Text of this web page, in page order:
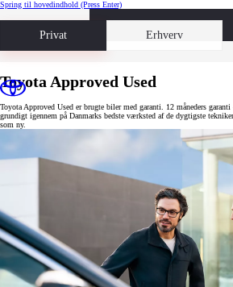
Spring til hovedindhold (Press Enter)
Privat Erhverv
Book prøvetur
Toyota Approved Used
Toyota Approved Used er brugte biler med garanti. 12 måneders
grundigt igennem på Danmarks bedste værksted af de dygtigste
som ny.